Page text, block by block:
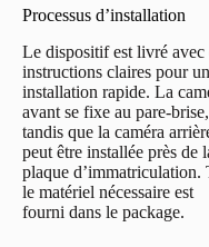
Processus d’installation
Le dispositif est livré avec
instructions claires pour
installation rapide. La
avant se fixe au pare-brise,
tandis que la caméra
peut être installée près de
plaque d’immatriculation.
le matériel nécessaire est
fourni dans le package.